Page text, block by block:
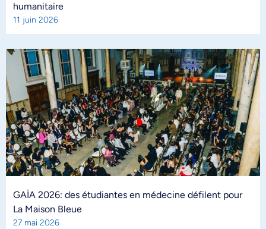
humanitaire
11 juin 2026
GAÏA 2026: des étudiantes en médecine défilent pour
La Maison Bleue
27 mai 2026